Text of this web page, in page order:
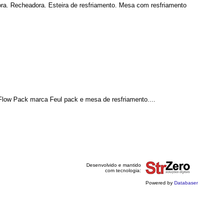
Recheadora. Esteira de resfriamento. Mesa com resfriamento
Pack marca Feul pack e mesa de resfriamento....
Desenvolvido e mantido
com tecnologia:
Powered by Databaser